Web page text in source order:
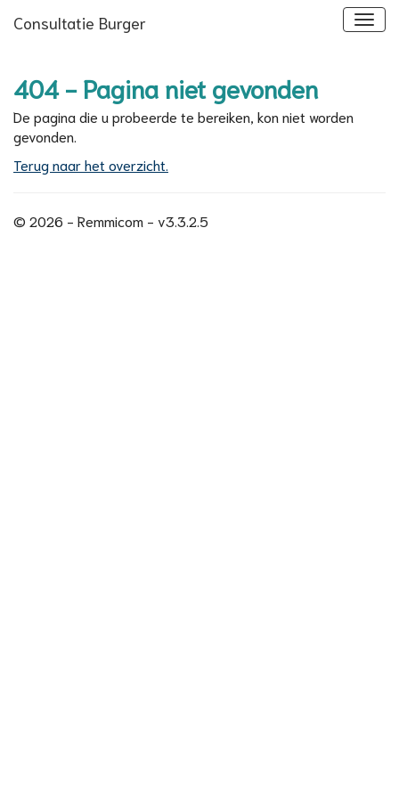
Consultatie Burger
404 - Pagina niet gevonden
De pagina die u probeerde te bereiken, kon niet worden
gevonden.
Terug naar het overzicht.
© 2026 - Remmicom - v3.3.2.5